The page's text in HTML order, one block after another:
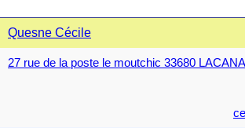
Quesne Cécile
27 rue de la poste le moutchic 33680